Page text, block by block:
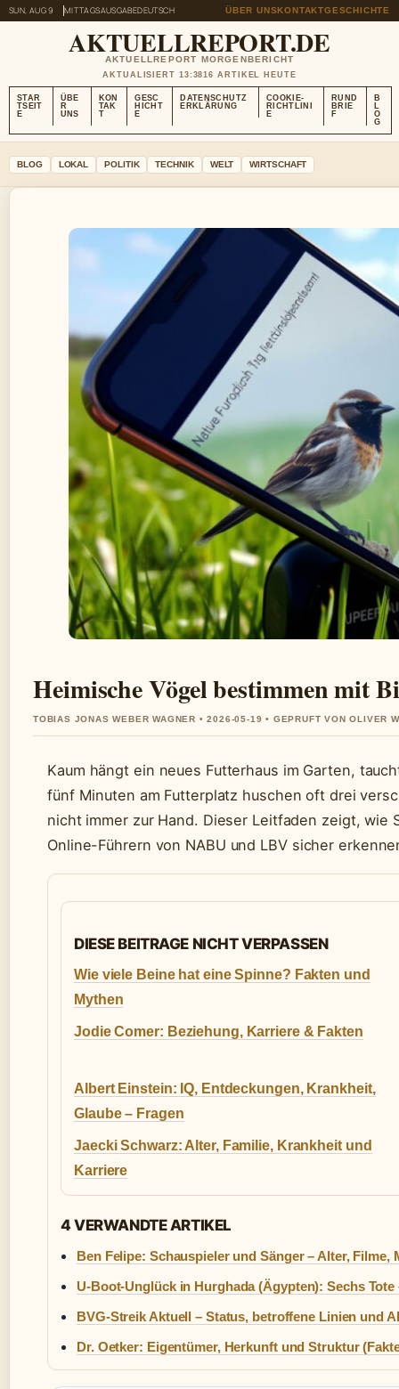
SUN, AUG 9 MITTAGSAUSGABEDEUTSCH ÜBER UNSKONTAKTGESCHICHTE
AKTUELLREPORT.DE
AKTUELLREPORT MORGENBERICHT
AKTUALISIERT 13:3816 ARTIKEL HEUTE
STAR
TSEIT
E
ÜBE
R
UNS
KON
TAK
T
GESC
HICHT
E
DATENSCHUTZ
ERKLÄRUNG
COOKIE-
RICHTLINI
E
RUND
BRIE
F
B
L
O
G
BLOG LOKAL POLITIK TECHNIK WELT WIRTSCHAFT
Heimische Vögel bestimmen mit
TOBIAS JONAS WEBER WAGNER • 2026-05-19 • GEPRUFT VON OLIVER
Kaum hängt ein neues Futterhaus im Garten,
fünf Minuten am Futterplatz huschen oft drei
nicht immer zur Hand. Dieser Leitfaden zeigt,
Online-Führern von NABU und LBV sicher
DIESE BEITRAGE NICHT VERPASSEN
Wie viele Beine hat eine Spinne? Fakten und
Mythen
Jodie Comer: Beziehung, Karriere & Fakten
Albert Einstein: IQ, Entdeckungen, Krankheit,
Glaube – Fragen
Jaecki Schwarz: Alter, Familie, Krankheit und
Karriere
4 VERWANDTE ARTIKEL
Ben Felipe: Schauspieler und Sänger – Alter, Filme,
U-Boot-Unglück in Hurghada (Ägypten): Sechs Tote
BVG-Streik Aktuell – Status, betroffene Linien und
Dr. Oetker: Eigentümer, Herkunft und Struktur